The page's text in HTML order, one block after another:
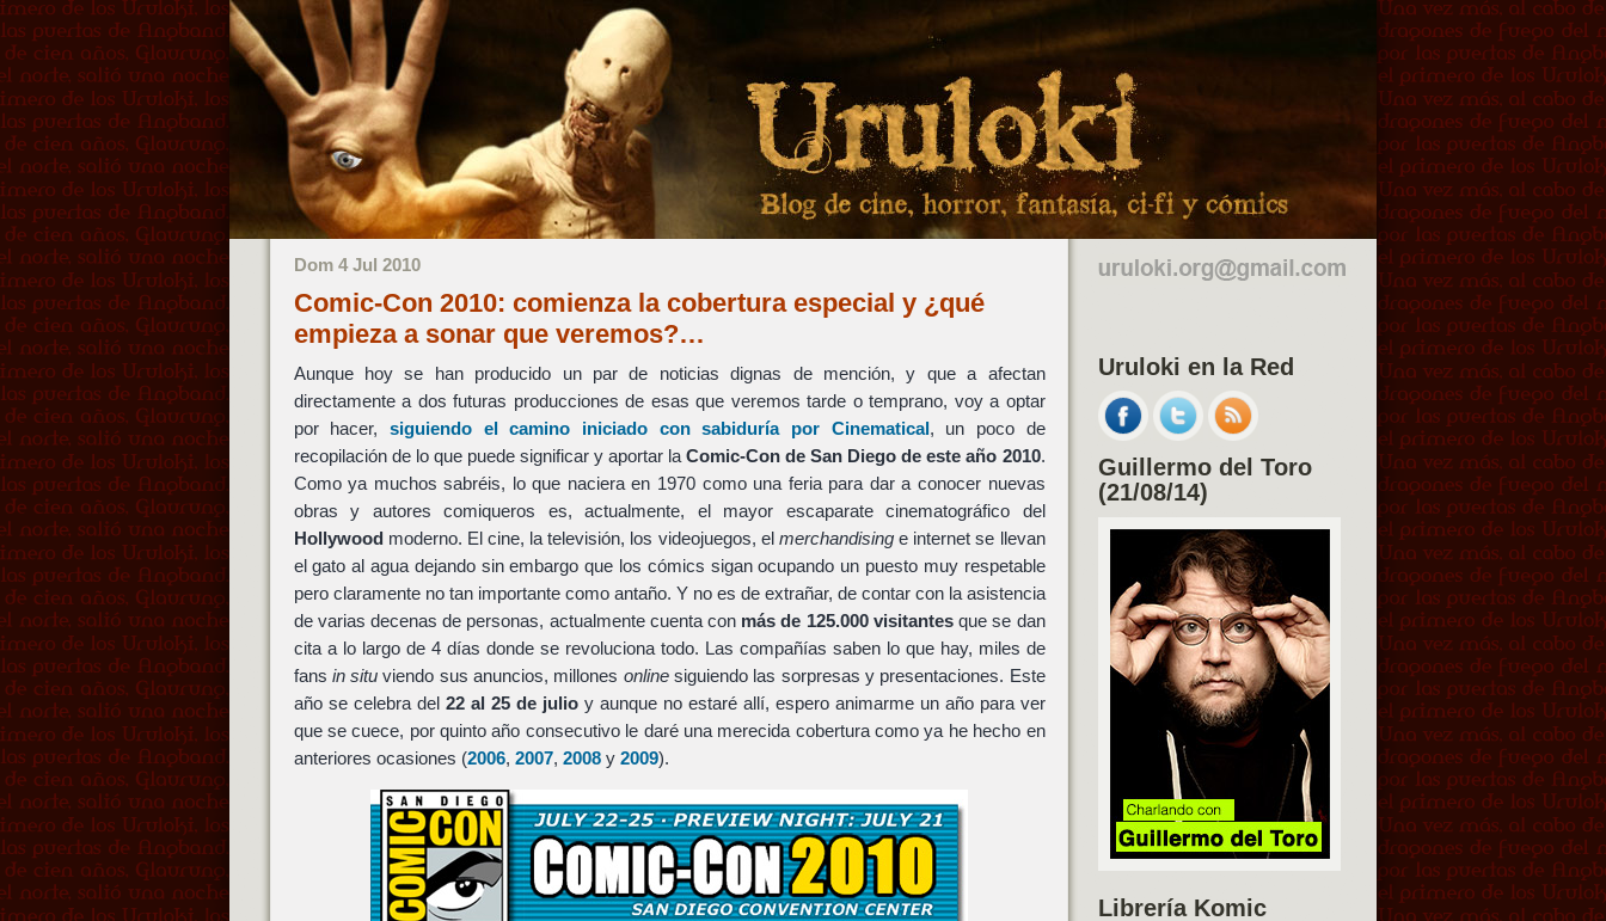
Dom 4 Jul 2010
Comic-Con 2010: comienza la cobertura especial y ¿qué
empieza a sonar que veremos?…
Aunque hoy se han producido un par de noticias dignas de mención, y que a afectan
directamente a dos futuras producciones de esas que veremos tarde o temprano, voy a optar
por hacer, siguiendo el camino iniciado con sabiduría por Cinematical, un poco de
recopilación de lo que puede significar y aportar laComic-Con de San Diego de este año 2010.
Como ya muchos sabréis, lo que naciera en 1970 como una feria para dar a conocer nuevas
obras y autores comiqueros es, actualmente, el mayor escaparate cinematográfico del
Hollywoodmoderno. El cine, la televisión, los videojuegos, el merchandisinge internet se llevan
el gato al agua dejando sin embargo que los cómics sigan ocupando un puesto muy respetable
pero claramente no tan importante como antaño. Y no es de extrañar, de contar con la asistencia
de varias decenas de personas, actualmente cuenta con más de 125.000 visitantesque se dan
cita a lo largo de 4 días donde se revoluciona todo. Las compañías saben lo que hay, miles de
fans in situ viendo sus anuncios, millones onlinesiguiendo las sorpresas y presentaciones. Este
año se celebra del 22 al 25 de julioy aunque no estaré allí, espero animarme un año para ver
que se cuece, por quinto año consecutivo le daré una merecida cobertura como ya he hecho en
anteriores ocasiones (2006, 2007, 2008y 2009).
Uruloki en la Red
Guillermo del Toro
(21/08/14)
Librería Komic